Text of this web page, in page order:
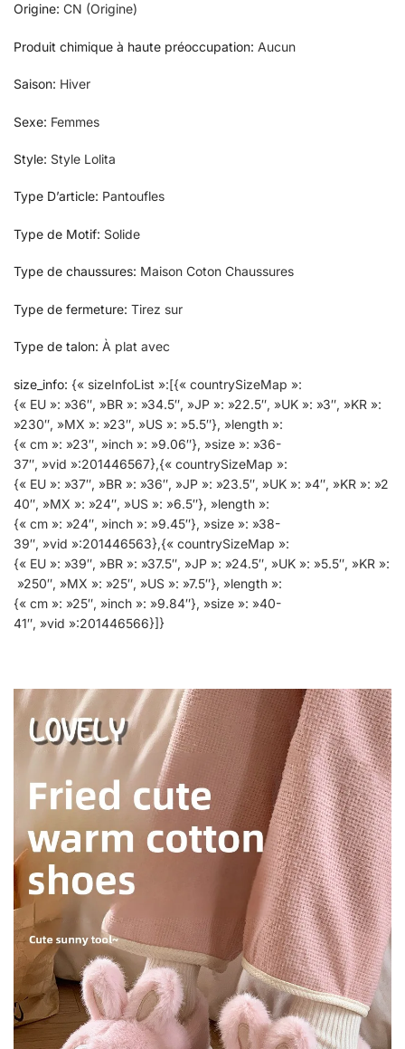
Origine: CN (Origine)
Produit chimique à haute préoccupation: Aucun
Saison: Hiver
Sexe: Femmes
Style: Style Lolita
Type D’article: Pantoufles
Type de Motif: Solide
Type de chaussures: Maison Coton Chaussures
Type de fermeture: Tirez sur
Type de talon: À plat avec
size_info: {« sizeInfoList »:[{« countrySizeMap »:
{« EU »: »36″, »BR »: »34.5″, »JP »: »22.5″, »UK »: »3″, »KR »:
»230″, »MX »: »23″, »US »: »5.5″}, »length »:
{« cm »: »23″, »inch »: »9.06″}, »size »: »36-
37″, »vid »:201446567},{« countrySizeMap »:
{« EU »: »37″, »BR »: »36″, »JP »: »23.5″, »UK »: »4″, »KR »: »2
40″, »MX »: »24″, »US »: »6.5″}, »length »:
{« cm »: »24″, »inch »: »9.45″}, »size »: »38-
39″, »vid »:201446563},{« countrySizeMap »:
{« EU »: »39″, »BR »: »37.5″, »JP »: »24.5″, »UK »: »5.5″, »KR »:
»250″, »MX »: »25″, »US »: »7.5″}, »length »:
{« cm »: »25″, »inch »: »9.84″}, »size »: »40-
41″, »vid »:201446566}]}